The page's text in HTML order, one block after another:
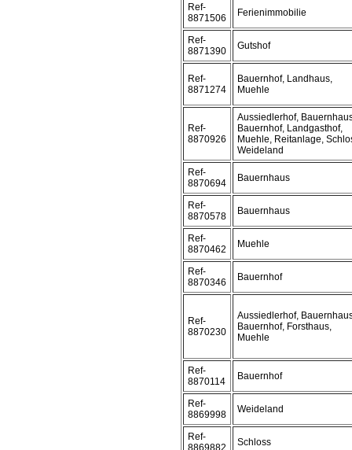
Ref-
8871506
Ferienimmobilie
Ref-
8871390
Gutshof
Ref-
8871274
Bauernhof, Landhaus,
Muehle
Ref-
8870926
Aussiedlerhof,
Bauernhof, Landgasthof,
Muehle, Reitanlage,
Weideland
Ref-
8870694
Bauernhaus
Ref-
8870578
Bauernhaus
Ref-
8870462
Muehle
Ref-
8870346
Bauernhof
Ref-
8870230
Aussiedlerhof,
Bauernhof, Forsthaus,
Muehle
Ref-
8870114
Bauernhof
Ref-
8869998
Weideland
Ref-
8869882
Schloss